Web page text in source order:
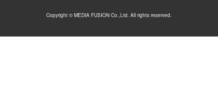
Copyright © MEDIA FUSION Co.,Ltd. All rights reserved.